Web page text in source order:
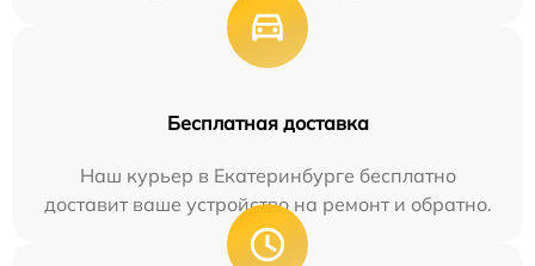
Бесплатная доставка
Наш курьер в Екатеринбурге бесплатно
доставит ваше устройство на ремонт и обратно.